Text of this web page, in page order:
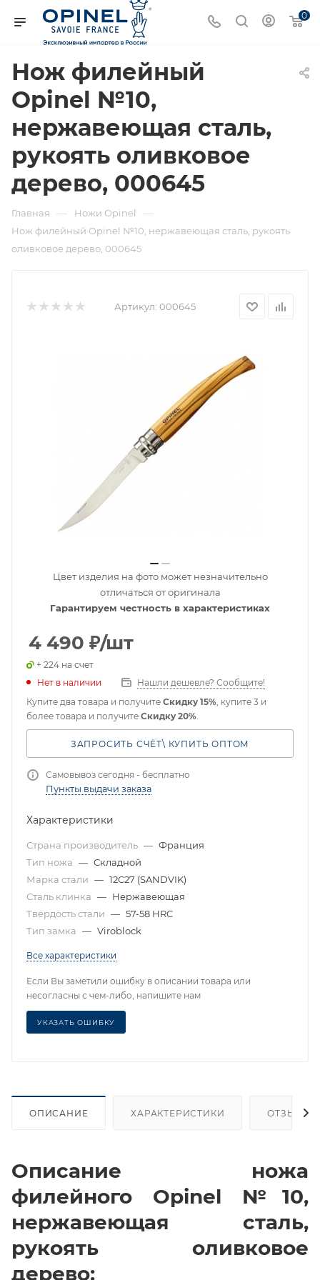
0
Нож филейный
Opinel №10,
нержавеющая сталь,
рукоять оливковое
дерево, 000645
Главная — Ножи Opinel —
Нож филейный Opinel №10, нержавеющая сталь, рукоять
оливковое дерево, 000645
Артикул: 000645
Цвет изделия на фото может незначительно
отличаться от оригинала
Гарантируем честность в характеристиках
4 490 ₽/шт
+ 224 на счет
Нет в наличии
Нашли дешевле? Сообщите!
Купите два товара и получите Скидку 15%, купите 3 и
более товара и получите Скидку 20%.
ЗАПРОСИТЬ СЧЁТ\ КУПИТЬ ОПТОМ
Самовывоз сегодня - бесплатно
Пункты выдачи заказа
Характеристики
Страна производитель — Франция
Тип ножа — Складной
Марка стали — 12C27 (SANDVIK)
Сталь клинка — Нержавеющая
Твердость стали — 57-58 HRC
Тип замка — Viroblock
Все характеристики
Если Вы заметили ошибку в описании товара или
несогласны с чем-либо, напишите нам
УКАЗАТЬ ОШИБКУ
ОПИСАНИЕ ХАРАКТЕРИСТИКИ ОТЗЫВЫ
Описание ножа
филейного Opinel №10,
нержавеющая сталь,
рукоять оливковое
дерево: